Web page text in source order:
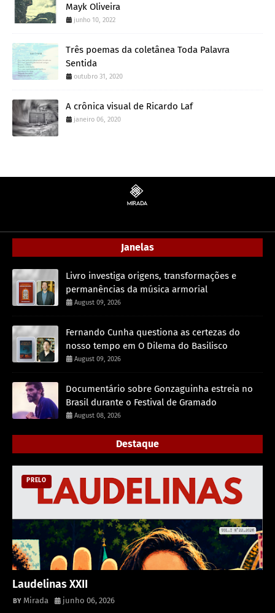
Mayk Oliveira
junho 10, 2022
Três poemas da coletânea Toda Palavra
Sentida
outubro 31, 2020
A crônica visual de Ricardo Laf
janeiro 06, 2020
Janelas
Livro investiga origens, transformações e
permanências da música armorial
August 09, 2026
Fernando Cunha questiona as certezas do
nosso tempo em O Dilema do Basilisco
August 09, 2026
Documentário sobre Gonzaguinha estreia no
Brasil durante o Festival de Gramado
August 08, 2026
Destaque
PRELO
Laudelinas XXII
Mirada junho 06, 2026